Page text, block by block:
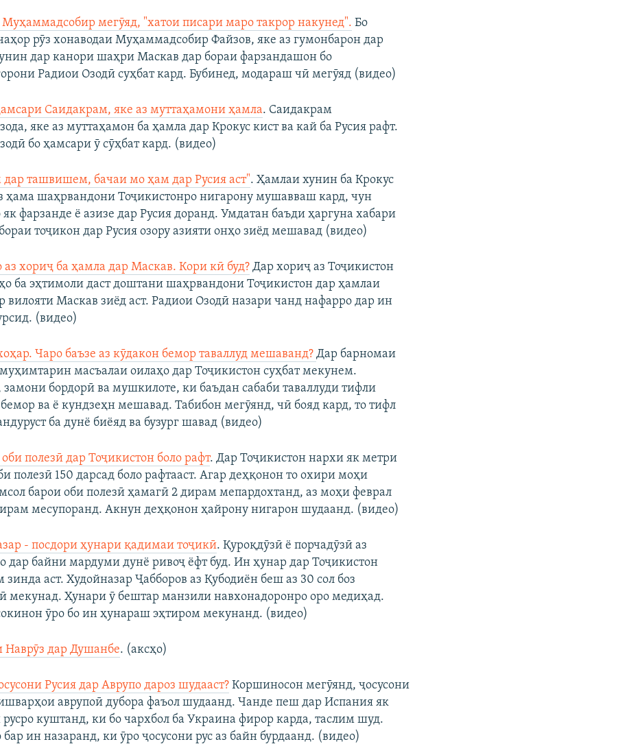
мегӯяд, "хатои писари маро такрор накунед". Бо
рӯз хонаводаи Муҳаммадсобир Файзов, яке аз гумонбарон дар
дар канори шаҳри Маскав дар бораи фарзандашон бо
Радиои Озодӣ суҳбат кард. Бубинед, модараш чӣ мегӯяд (видео)
Саидакрам, яке аз муттаҳамони ҳамла. Саидакрам
яке аз муттаҳамон ба ҳамла дар Крокус кист ва кай ба Русия рафт.
бо ҳамсари ӯ сӯҳбат кард. (видео)
ташвишем, бачаи мо ҳам дар Русия аст". Ҳамлаи хунин ба Крокус
ҳама шаҳрвандони Тоҷикистонро нигарону мушавваш кард, чун
як фарзанде ё азизе дар Русия доранд. Умдатан баъди ҳаргуна хабари
тоҷикон дар Русия озору азияти онҳо зиёд мешавад (видео)
аз хориҷ ба ҳамла дар Маскав. Кори кӣ буд? Дар хориҷ аз Тоҷикистон
ба эҳтимоли даст доштани шаҳрвандони Тоҷикистон дар ҳамлаи
вилояти Маскав зиёд аст. Радиои Озодӣ назари чанд нафарро дар ин
(видео)
Чаро баъзе аз кӯдакон бемор таваллуд мешаванд?Дар барномаи
масъалаи оилаҳо дар Тоҷикистон суҳбат мекунем.
замони бордорӣ ва мушкилоте, ки баъдан сабаби таваллуди тифли
ва ё кундзеҳн мешавад. Табибон мегӯянд, чӣ бояд кард, то тифл
ба дунё биёяд ва бузург шавад (видео)
полезӣ дар Тоҷикистон боло рафт. Дар Тоҷикистон нархи як метри
полезӣ 150 дарсад боло рафтааст. Агар деҳқонон то охири моҳи
барои оби полезӣ ҳамагӣ 2 дирам мепардохтанд, аз моҳи феврал
месупоранд. Акнун деҳқонон ҳайрону нигарон шудаанд. (видео)
- посдори ҳунари қадимаи тоҷикӣ. Қуроқдӯзӣ ё порчадӯзӣ аз
дар байни мардуми дунё ривоҷ ёфт буд. Ин ҳунар дар Тоҷикистон
зинда аст. Худойназар Ҷабборов аз Қубодиён беш аз 30 сол боз
мекунад. Ҳунари ӯ бештар манзили навхонадоронро оро медиҳад.
ӯро бо ин ҳунараш эҳтиром мекунанд. (видео)
Наврӯз дар Душанбе. (аксҳо)
Русия дар Аврупо дароз шудааст? Коршиносон мегӯянд, ҷосусони
аврупоӣ дубора фаъол шудаанд. Чанде пеш дар Испания як
русро куштанд, ки бо чархбол ба Украина фирор карда, таслим шуд.
ин назаранд, ки ӯро ҷосусони рус аз байн бурдаанд. (видео)